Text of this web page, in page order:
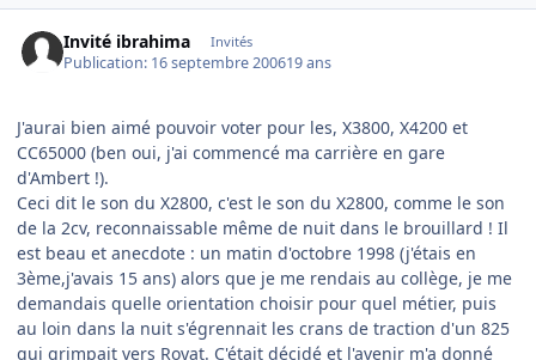
Invité ibrahima Invités
Publication: 16 septembre 200619 ans
J'aurai bien aimé pouvoir voter pour les, X3800, X4200 et
CC65000 (ben oui, j'ai commencé ma carrière en gare
d'Ambert !).
Ceci dit le son du X2800, c'est le son du X2800, comme le son
de la 2cv, reconnaissable même de nuit dans le brouillard ! Il
est beau et anecdote : un matin d'octobre 1998 (j'étais en
3ème,j'avais 15 ans) alors que je me rendais au collège, je me
demandais quelle orientation choisir pour quel métier, puis
au loin dans la nuit s'égrennait les crans de traction d'un 825
qui grimpait vers Royat. C'était décidé et l'avenir m'a donné